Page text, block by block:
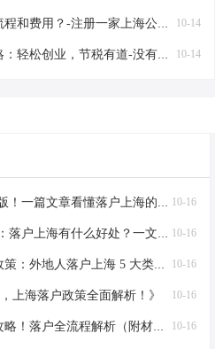
10-14
注册一家上海公司有哪些流程和费用？
10-14
-没有地址想在上海注册一家公司需要什么资料？
10-16
落户上海的条件！ - 2021上海落户政策解读
10-16
么好处？一文搞懂！ - 20年上海落户政策
10-16
地人落户上海 5 大类方式汇总！]
10-16
上海落户政策全面解析！》
10-16
户全流程解析（附材料清单）]